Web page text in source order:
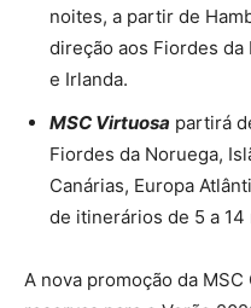
noites, a partir de
direção aos Fiordes
e Irlanda.
MSC Virtuosa partirá
Fiordes da Noruega,
Canárias, Europa
de itinerários de 5 a 14
A nova promoção da